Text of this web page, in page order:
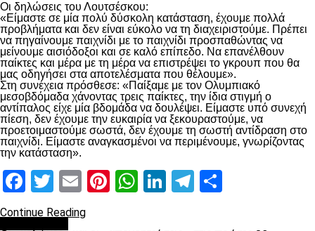
Οι δηλώσεις του Λουτσέσκου:
«Είμαστε σε μία πολύ δύσκολη κατάσταση, έχουμε πολλά
προβλήματα και δεν είναι εύκολο να τη διαχειριστούμε. Πρέπει
να πηγαίνουμε παιχνίδι με το παιχνίδι προσπαθώντας να
μείνουμε αισιόδοξοι και σε καλό επίπεδο. Να επανέλθουν
παίκτες και μέρα με τη μέρα να επιστρέψει το γκρουπ που θα
μας οδηγήσει στα αποτελέσματα που θέλουμε».
Στη συνέχεια πρόσθεσε: «Παίξαμε με τον Ολυμπιακό
μεσοβδόμαδα χάνοντας τρεις παίκτες, την ίδια στιγμή ο
αντίπαλος είχε μία βδομάδα να δουλέψει. Είμαστε υπό συνεχή
πίεση, δεν έχουμε την ευκαιρία να ξεκουραστούμε, να
προετοιμαστούμε σωστά, δεν έχουμε τη σωστή αντίδραση στο
παιχνίδι. Είμαστε αναγκασμένοι να περιμένουμε, γνωρίζοντας
την κατάσταση».
Facebook
Twitter
EmailPinterest
WhatsApp
LinkedIn
Telegram
Continue Reading